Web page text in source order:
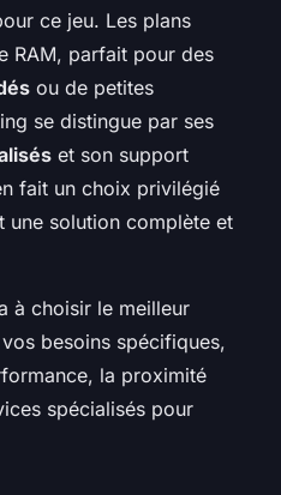
ce jeu. Les plans
RAM, parfait pour des
ou de petites
se distingue par ses
et son support
fait un choix privilégié
une solution complète et
à choisir le meilleur
besoins spécifiques,
la proximité
spécialisés pour